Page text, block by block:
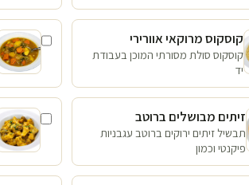
קוסקוס מרוקאי אוורירי
קוסקוס סולת מסורתי המוכן בעבודת
יד
זיתים מבושלים ברוטב
תבשיל זיתים ירוקים ברוטב עגבניות
פיקנטי וכמון